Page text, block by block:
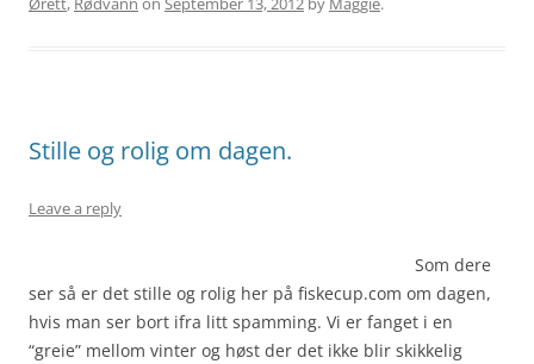
Stille og rolig om dagen.
Leave a reply
Som dere
ser så er det stille og rolig her på fiskecup.com om dagen,
hvis man ser bort ifra litt spamming. Vi er fanget i en
“greie” mellom vinter og høst der det ikke blir skikkelig